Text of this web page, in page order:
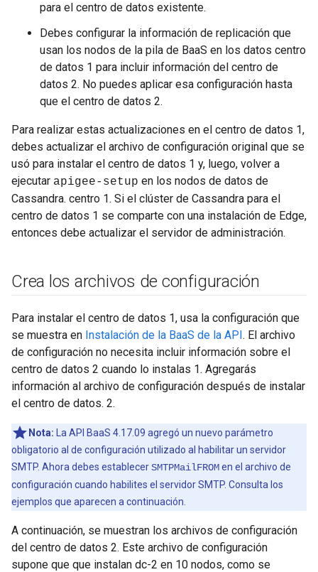
para el centro de datos existente.
Debes configurar la información de replicación que
usan los nodos de la pila de BaaS en los datos centro
de datos 1 para incluir información del centro de
datos 2. No puedes aplicar esa configuración hasta
que el centro de datos 2.
Para realizar estas actualizaciones en el centro de datos 1,
debes actualizar el archivo de configuración original que se
usó para instalar el centro de datos 1 y, luego, volver a
ejecutar apigee-setup en los nodos de datos de
Cassandra. centro 1. Si el clúster de Cassandra para el
centro de datos 1 se comparte con una instalación de Edge,
entonces debe actualizar el servidor de administración.
Crea los archivos de configuración
Para instalar el centro de datos 1, usa la configuración que
se muestra en Instalación de la BaaS de la API. El archivo
de configuración no necesita incluir información sobre el
centro de datos 2 cuando lo instalas 1. Agregarás
información al archivo de configuración después de instalar
el centro de datos. 2.
Nota: La API BaaS 4.17.09 agregó un nuevo parámetro
obligatorio al de configuración utilizado al habilitar un servidor
SMTP. Ahora debes establecerSMTPMailFROMen el archivo de
configuración cuando habilites el servidor SMTP. Consulta los
ejemplos que aparecen a continuación.
A continuación, se muestran los archivos de configuración
del centro de datos 2. Este archivo de configuración
supone que que instalan dc-2 en 10 nodos, como se